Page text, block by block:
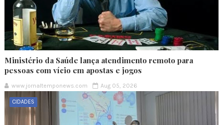
Ministério da Saúde lança atendimento remoto para
pessoas com vício em apostas e jogos
www.jornaltemponews.com Aug 05, 2026
CIDADES